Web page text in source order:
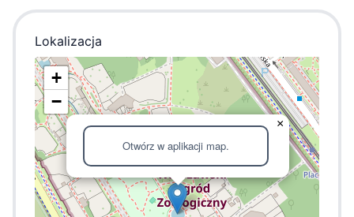
Lokalizacja
Otwórz w aplikacji map.
×
+
−